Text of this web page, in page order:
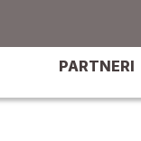
PARTNERI